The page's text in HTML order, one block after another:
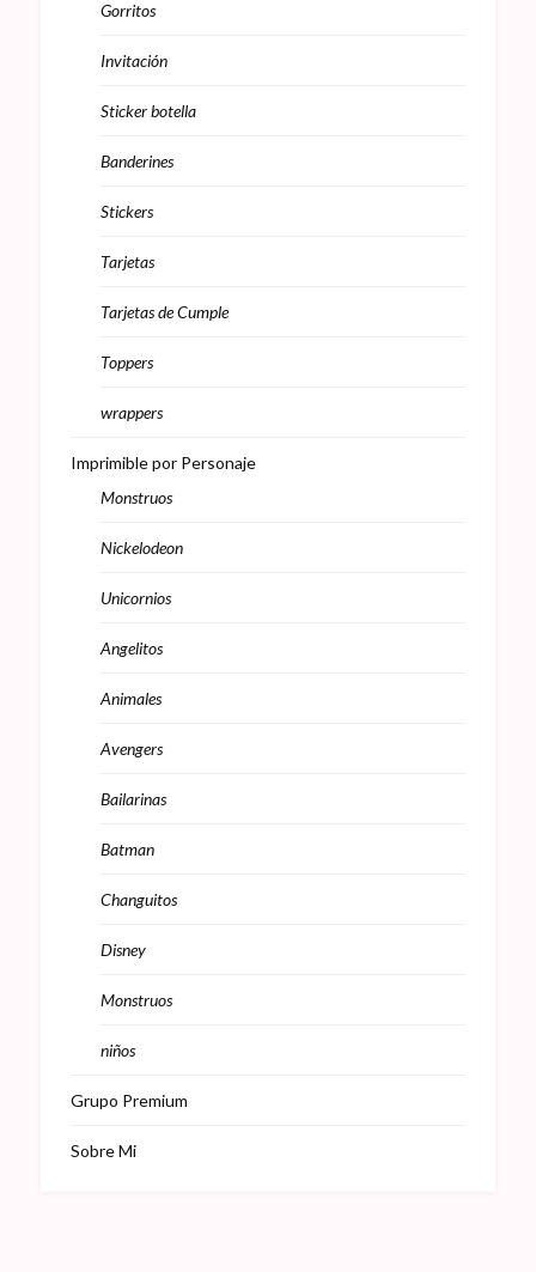
Gorritos
Invitación
Sticker botella
Banderines
Stickers
Tarjetas
Tarjetas de Cumple
Toppers
wrappers
Imprimible por Personaje
Monstruos
Nickelodeon
Unicornios
Angelitos
Animales
Avengers
Bailarinas
Batman
Changuitos
Disney
Monstruos
niños
Grupo Premium
Sobre Mi